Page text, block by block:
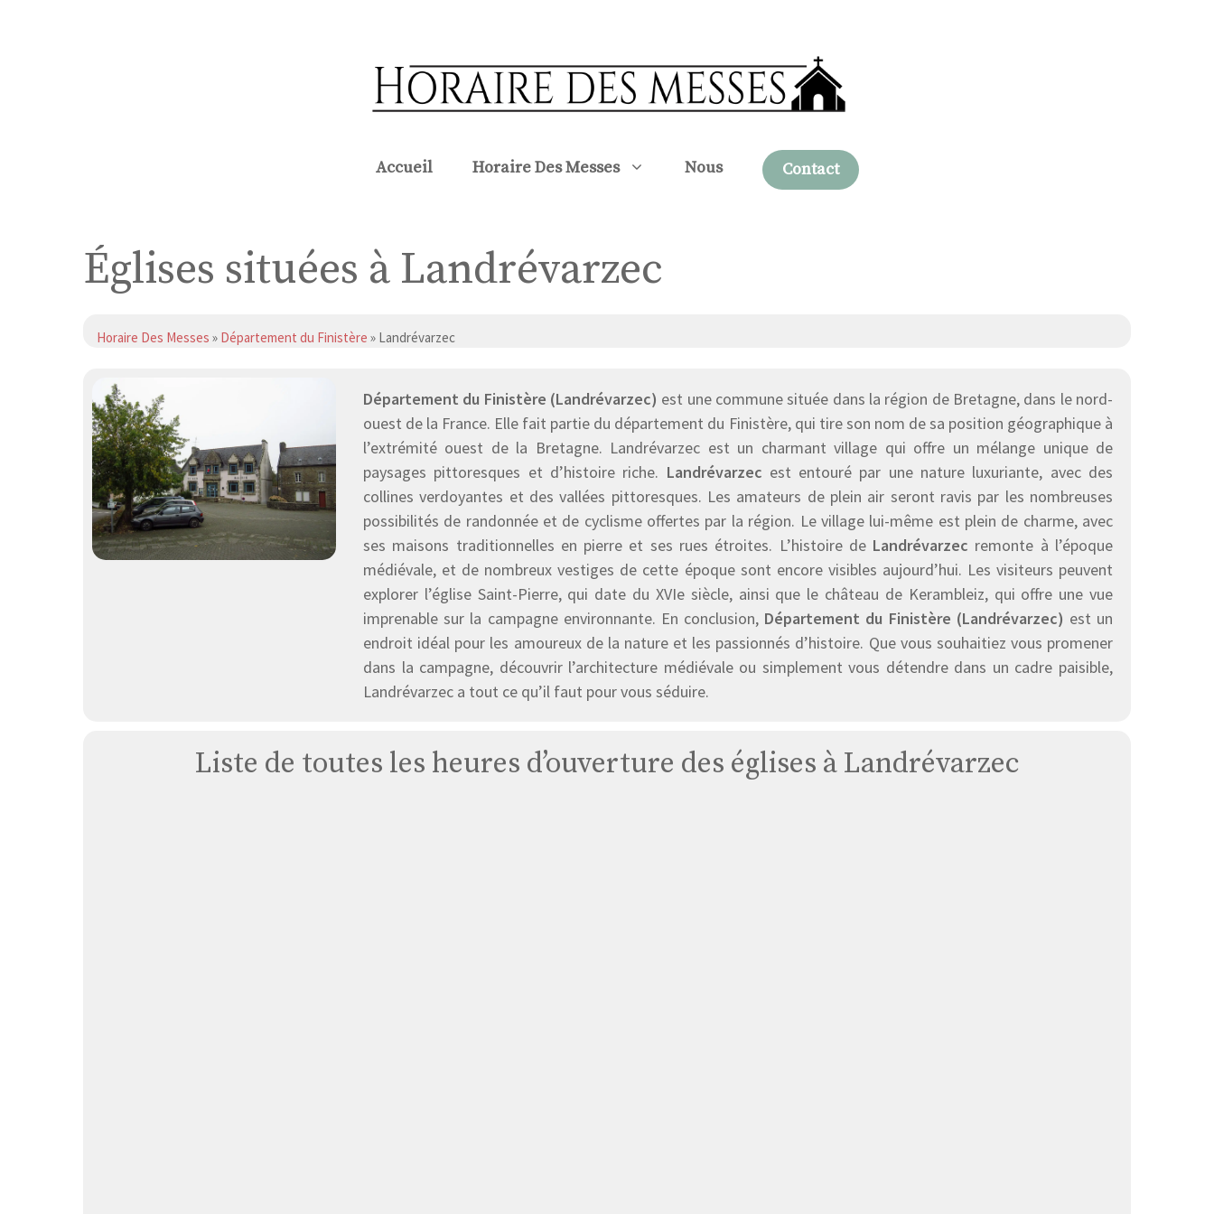
Accueil Horaire Des Messes Nous Contact
Églises situées à Landrévarzec
Horaire Des Messes » Département du Finistère » Landrévarzec
Département du Finistère (Landrévarzec) est une commune située dans la région de Bretagne, dans le nord-
ouest de la France. Elle fait partie du département du Finistère, qui tire son nom de sa position géographique à
l’extrémité ouest de la Bretagne. Landrévarzec est un charmant village qui offre un mélange unique de
paysages pittoresques et d’histoire riche. Landrévarzec est entouré par une nature luxuriante, avec des
collines verdoyantes et des vallées pittoresques. Les amateurs de plein air seront ravis par les nombreuses
possibilités de randonnée et de cyclisme offertes par la région. Le village lui-même est plein de charme, avec
ses maisons traditionnelles en pierre et ses rues étroites. L’histoire de Landrévarzec remonte à l’époque
médiévale, et de nombreux vestiges de cette époque sont encore visibles aujourd’hui. Les visiteurs peuvent
explorer l’église Saint-Pierre, qui date du XVIe siècle, ainsi que le château de Kerambleiz, qui offre une vue
imprenable sur la campagne environnante. En conclusion, Département du Finistère (Landrévarzec) est un
endroit idéal pour les amoureux de la nature et les passionnés d’histoire. Que vous souhaitiez vous promener
dans la campagne, découvrir l’architecture médiévale ou simplement vous détendre dans un cadre paisible,
Landrévarzec a tout ce qu’il faut pour vous séduire.
Liste de toutes les heures d’ouverture des églises à Landrévarzec